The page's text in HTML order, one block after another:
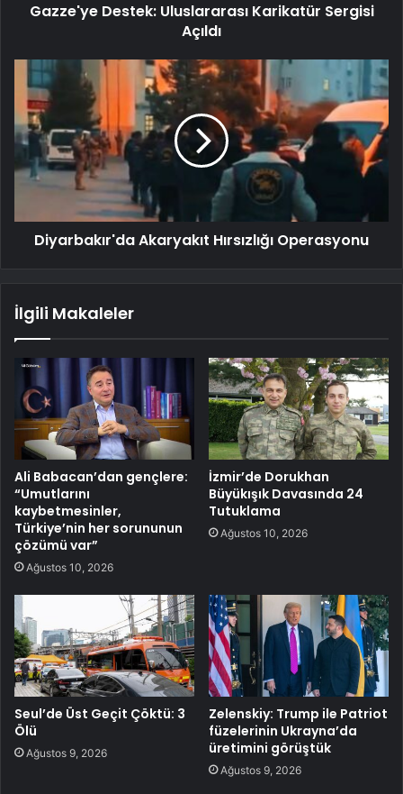
Gazze'ye Destek: Uluslararası Karikatür Sergisi
Açıldı
Diyarbakır'da Akaryakıt Hırsızlığı Operasyonu
İlgili Makaleler
Ali Babacan’dan gençlere:
“Umutlarını
kaybetmesinler,
Türkiye’nin her sorununun
çözümü var”
Ağustos 10, 2026
İzmir’de Dorukhan
Büyükışık Davasında 24
Tutuklama
Ağustos 10, 2026
Seul’de Üst Geçit Çöktü: 3
Ölü
Ağustos 9, 2026
Zelenskiy: Trump ile Patriot
füzelerinin Ukrayna’da
üretimini görüştük
Ağustos 9, 2026